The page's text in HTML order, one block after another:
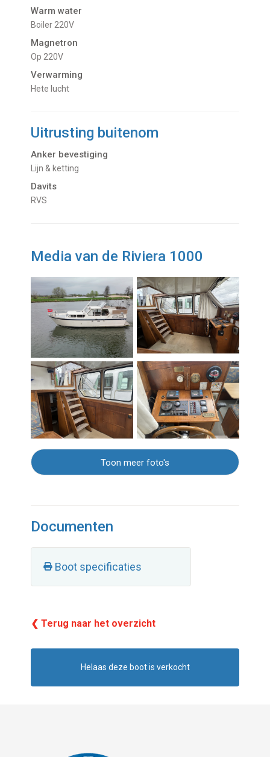
Warm water
Boiler 220V
Magnetron
op 220V
Verwarming
hete lucht
Uitrusting buitenom
Anker bevestiging
Lijn & ketting
Davits
RVS
Media van de Riviera 1000
Toon meer foto's
Documenten
Boot specificaties
❮ Terug naar het overzicht
Helaas deze boot is verkocht